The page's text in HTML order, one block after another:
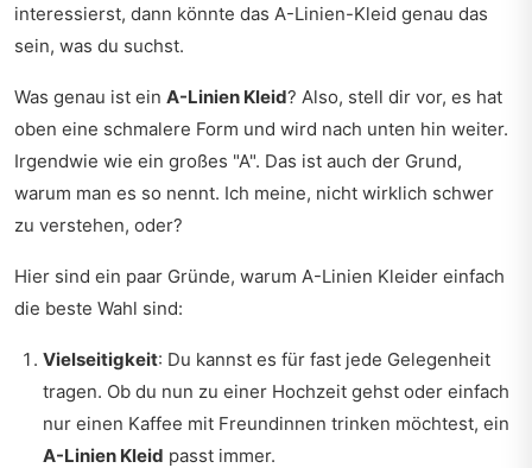
interessierst, dann könnte das A-Linien-Kleid genau das
sein, was du suchst.
Was genau ist ein A-Linien Kleid? Also, stell dir vor, es hat
oben eine schmalere Form und wird nach unten hin weiter.
Irgendwie wie ein großes "A". Das ist auch der Grund,
warum man es so nennt. Ich meine, nicht wirklich schwer
zu verstehen, oder?
Hier sind ein paar Gründe, warum A-Linien Kleider einfach
die beste Wahl sind:
Vielseitigkeit: Du kannst es für fast jede Gelegenheit
tragen. Ob du nun zu einer Hochzeit gehst oder einfach
nur einen Kaffee mit Freundinnen trinken möchtest, ein
A-Linien Kleid passt immer.